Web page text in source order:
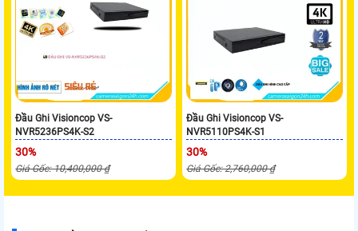
Đầu Ghi Visioncop VS-
NVR5236PS4K-S2
30%
Giá Gốc: 10,400,000 ₫
Đầu Ghi Visioncop VS-
NVR5110PS4K-S1
30%
Giá Gốc: 2,760,000 ₫